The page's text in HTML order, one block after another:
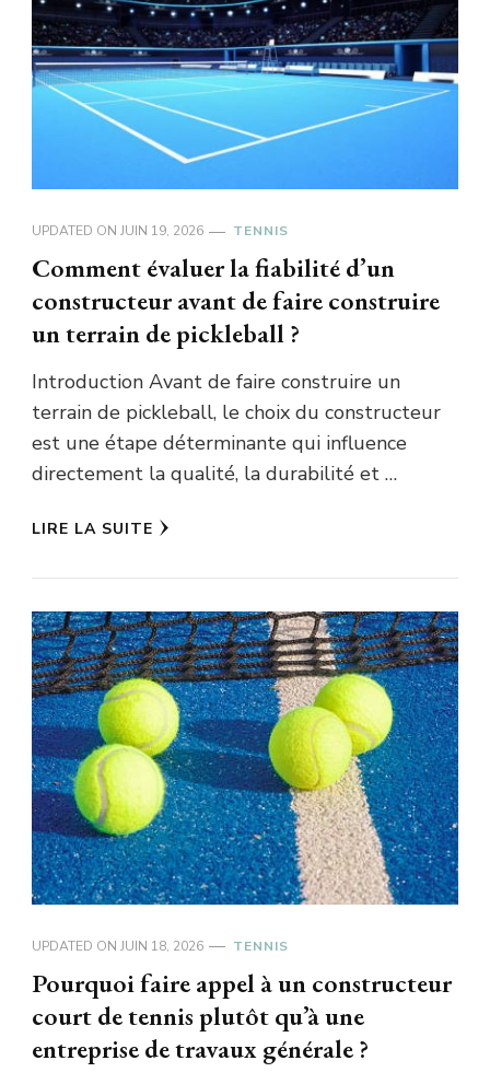
UPDATED ON JUIN 19, 2026 TENNIS
Comment évaluer la fiabilité d’un
constructeur avant de faire construire
un terrain de pickleball ?
Introduction Avant de faire construire un
terrain de pickleball, le choix du constructeur
est une étape déterminante qui influence
directement la qualité, la durabilité et …
LIRE LA SUITE
UPDATED ON JUIN 18, 2026 TENNIS
Pourquoi faire appel à un constructeur
court de tennis plutôt qu’à une
entreprise de travaux générale ?